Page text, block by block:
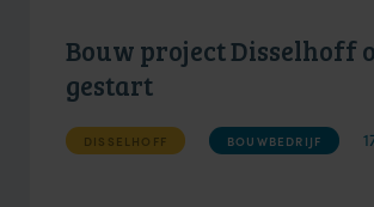
Bouw project Disselhoff
gestart
DISSELHOFF BOUWBEDRIJF